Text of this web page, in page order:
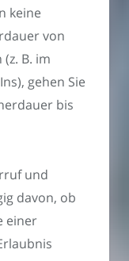
keine
von
B. im
gehen Sie
bis
und
davon, ob
einer